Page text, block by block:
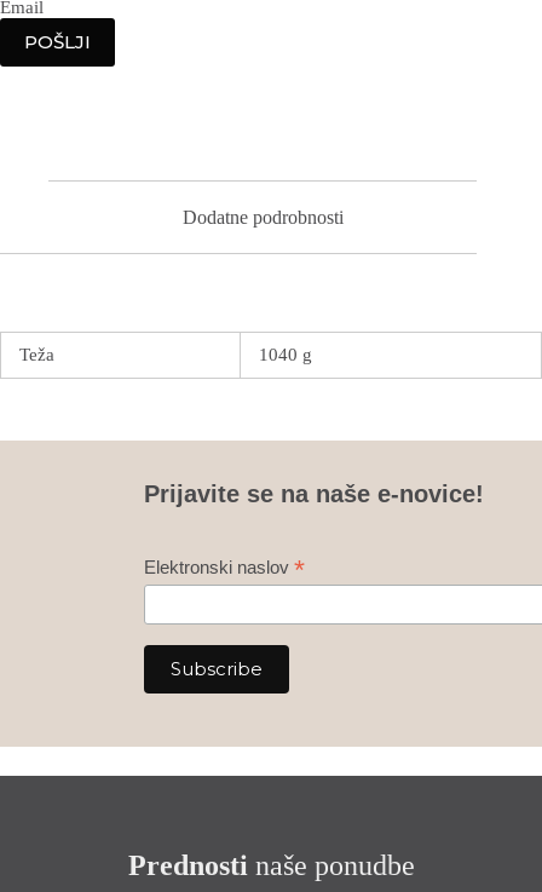
Email
POŠLJI
Dodatne podrobnosti
Teža 1040 g
Prijavite se na naše e-novice!
Elektronski naslov *
Prednostinaše ponudbe